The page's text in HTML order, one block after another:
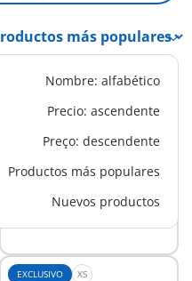
Nombre: alfabético
Precio: ascendente
Preço: descendente
Productos más populares
Nuevos productos
EXCLUSIVO S
5398 - Coche de Bomberos
Aeropuerto
14,99 €
A la cesta
EXCLUSIVO XS